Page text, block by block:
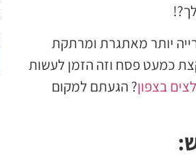
יותר מאתגרת ומרתקת
כמעט פסח וזה הזמן לעשות
בצפון? הגעתם למקום